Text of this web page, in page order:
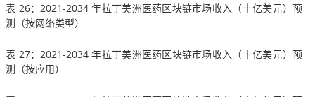
表 26：2021-2034 年拉丁美洲医药区块链市场收入（十亿美元）预
测（按网络类型）
表 27：2021-2034 年拉丁美洲医药区块链市场收入（十亿美元）预
测（按应用）